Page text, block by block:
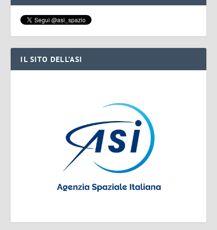
IL SITO DELL’ASI